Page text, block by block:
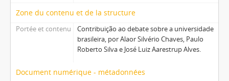
Zone du contenu et de la structure
Portée et contenu
Contribuição ao debate sobre a universidade
brasileira, por Alaor Silvério Chaves, Paulo
Roberto Silva e José Luiz Aarestrup Alves.
Document numérique - métadonnées